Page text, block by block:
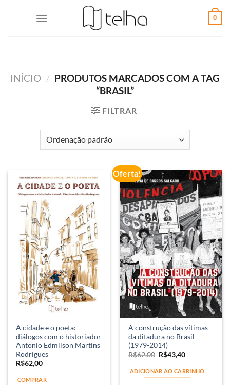
0
INÍCIO / PRODUTOS MARCADOS COM A TAG
“BRASIL”
FILTRAR
A cidade e o poeta:
diálogos com o historiador
Antonio Edmilson Martins
Rodrigues
R$62,00
COMPRAR
Oferta!
A construção das vítimas
da ditadura no Brasil
(1979-2014)
R$62,00 R$43,40
ADICIONAR AO CARRINHO